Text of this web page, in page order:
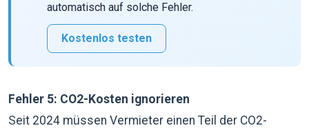
automatisch auf solche Fehler.
Kostenlos testen
Fehler 5: CO2-Kosten ignorieren
Seit 2024 müssen Vermieter einen Teil der CO2-